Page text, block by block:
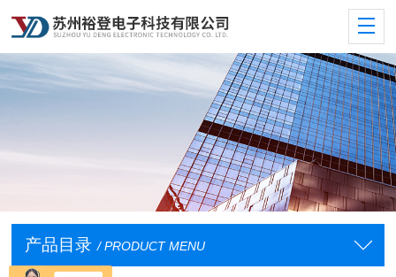
产品目录 / PRODUCT MENU